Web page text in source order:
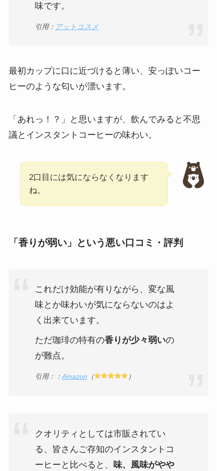
味です。
引用： アットコスメ
最初カップに口に近づけると薄い、安っぽいコー
ヒーのような匂いが漂います。
「あれっ！？」と思いますが、飲んでみると不思
議とインスタントコーヒーの味わい。
2口目には気にならなくなります
ね。
「香りが弱い」という悪い口コミ・評判
これだけ効能が有りながら、変な風
味とか味わいが気にならないのはよ
く出来ています。
ただ珈琲の特有の香りが少々弱いの
が難点。
引用：： Amazon （ ）
クオリティとしては市販されてい
る、皆さんご存知のインスタントコ
ーヒーと比べると、 味、風味がやや